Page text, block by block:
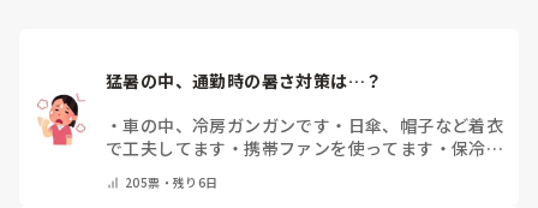
猛暑の中、通勤時の暑さ対策は…？
・車の中、冷房ガンガンです ・ 日傘、帽子など着衣
で工夫してます ・携帯ファンを使ってます ・ 保冷剤
を持ち運んでいます
ん ・その他（コメントで教えて下さい）
205票・残り6日